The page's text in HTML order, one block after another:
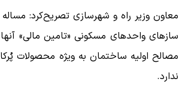
معاون وزیر راه و شهرسازی تصریح‌کرد:
سازهای واحدهای مسکونی «تامین مالی»
مصالح اولیه ساختمان به ویژه محصولات
ندارد.